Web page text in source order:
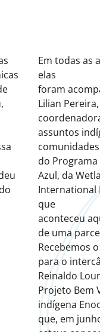
Em todas as
elas
foram
Lilian Pereira,
assuntos
do
Azul, da
International
que
aconteceu
de uma
Recebemos
para o
Reinaldo
Projeto Bem
indígena
que, em